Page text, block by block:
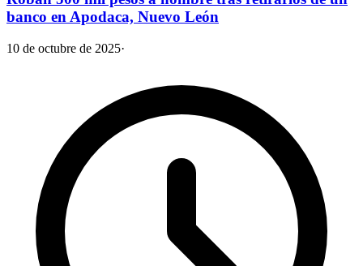
banco en Apodaca, Nuevo León
10 de octubre de 2025·